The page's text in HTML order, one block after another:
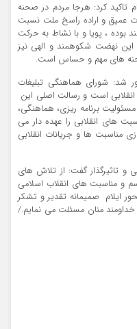
تاکید کرد: هرجا مردم در صحنه
عمیق و اراده راسخ ملت نسبت
بوده ، پویا و با نشاط به حرکت
نهضت شکوهمند و الهی نیز
های مهم و حساس است.
شد: شورای هماهنگی تبلیغات
انقلابی است و رسالت اصلی این
مسئولیت برنامه ریزی، هماهنگی،
های انقلابی را عهده دار می
مناسبت ها و جریانات انقلابی
و تاثیرگذار گفت: از تلاش های
و مناسبت های انقلاب اسلامی
ایلام صمیمانه تقدیر و تشکر
خداومند منان مسئلت می نمایم./